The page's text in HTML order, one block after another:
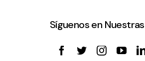
Síguenos en